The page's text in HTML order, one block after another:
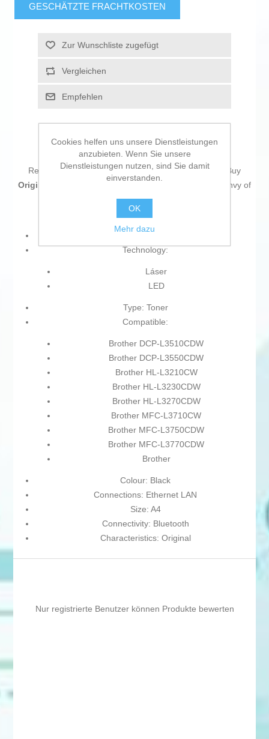
GESCHÄTZTE FRACHTKOSTEN
Zur Wunschliste zugefügt
Vergleichen
Empfehlen
Return to the office without forgetting a single thing! Buy
Original Toner Brother TN-247BK Black
and be the envy of
your colleagues!
Technology:
Láser
LED
Type: Toner
Compatible:
Brother DCP-L3510CDW
Brother DCP-L3550CDW
Brother HL-L3210CW
Brother HL-L3230CDW
Brother HL-L3270CDW
Brother MFC-L3710CW
Brother MFC-L3750CDW
Brother MFC-L3770CDW
Brother
Colour: Black
Connections: Ethernet LAN
Size: A4
Connectivity: Bluetooth
Characteristics: Original
Nur registrierte Benutzer können Produkte bewerten
Cookies helfen uns unsere Dienstleistungen
anzubieten. Wenn Sie unsere
Dienstleistungen nutzen, sind Sie damit
einverstanden.
OK
Mehr dazu